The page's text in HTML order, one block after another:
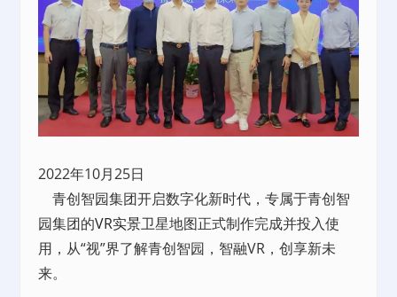
2022年10月25日
青创智园集团开启数字化新时代，专属于青创智
园集团的VR实景卫星地图正式制作完成并投入使
用，从“视”界了解青创智园，智融VR，创享新未
来。